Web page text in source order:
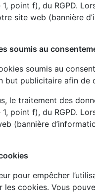
point f), du RGPD.
site web (bannière
soumis au
soumis au
but publicitaire afin
le traitement des
point f), du RGPD.
(bannière
pour empêcher
les cookies. Vous